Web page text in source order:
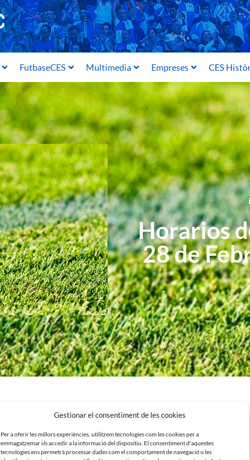
Gestionar el consentiment de les cookies
Per a oferir les millors experiències, utilitzem tecnologies com les cookies per a
emmagatzemar i/o accedir a la informació del dispositiu. El consentiment d'aquestes
tecnologies ens permetrà processar dades com el comportament de navegació o les
FutbaseCES Multimedia Empreses CES
Horarios
28 de